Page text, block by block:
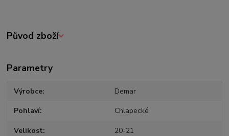
Původ zboží
Parametry
Výrobce Demar
Pohlaví Chlapecké
Velikost 20-21